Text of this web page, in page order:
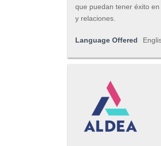
que puedan tener éxito
y relaciones.
Language Offered